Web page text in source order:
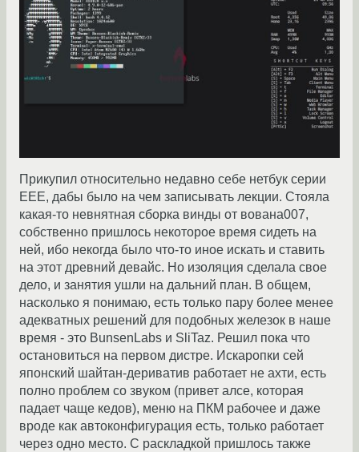
Прикупил относительно недавно себе нетбук серии
ЕЕЕ, дабы было на чем записывать лекции. Стояла
какая-то невнятная сборка винды от вована007,
собственно пришлось некоторое время сидеть на
ней, ибо некогда было что-то иное искать и ставить
на этот древний девайс. Но изоляция сделала свое
дело, и занятия ушли на дальний план. В общем,
насколько я понимаю, есть только пару более менее
адекватных решений для подобных железок в наше
время - это BunsenLabs и SliTaz. Решил пока что
остановиться на первом дистре. Искаропки сей
японский шайтан-дериватив работает не ахти, есть
полно проблем со звуком (привет алсе, которая
падает чаще кедов), меню на ПКМ рабочее и даже
вроде как автоконфигурация есть, только работает
через одно место. С раскладкой пришлось также